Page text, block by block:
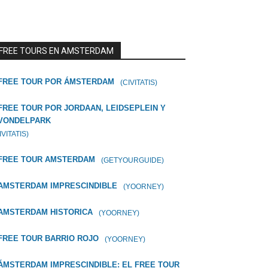
TOURS EN AMSTERDAM
TOUR POR ÁMSTERDAM (CIVITATIS)
TOUR POR JORDAAN, LEIDSEPLEIN Y
TOUR AMSTERDAM (GETYOURGUIDE)
IMPRESCINDIBLE (YOORNEY)
HISTORICA (YOORNEY)
TOUR BARRIO ROJO (YOORNEY)
IMPRESCINDIBLE: EL FREE TOUR